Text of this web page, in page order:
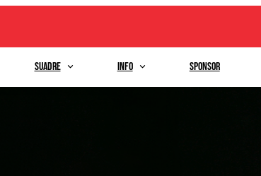
Suadre Info Sponsor